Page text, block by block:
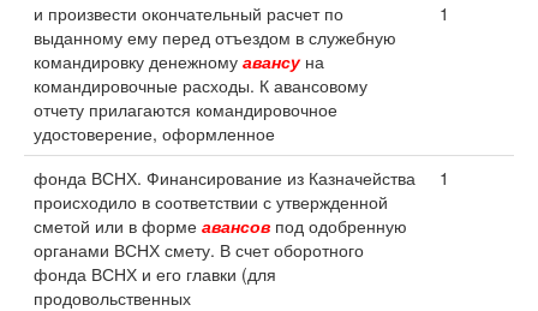
и произвести окончательный расчет по
выданному ему перед отъездом в служебную
командировку денежному авансуна
командировочные расходы. К авансовому
отчету прилагаются командировочное
удостоверение, оформленное
1
фонда ВСНХ. Финансирование из Казначейства
происходило в соответствии с утвержденной
сметой или в форме авансов под одобренную
органами ВСНХ смету. В счет оборотного
фонда ВСНХ и его главки (для
продовольственных
1